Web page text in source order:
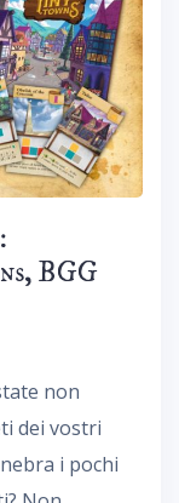
BGG
non
dei vostri
i pochi